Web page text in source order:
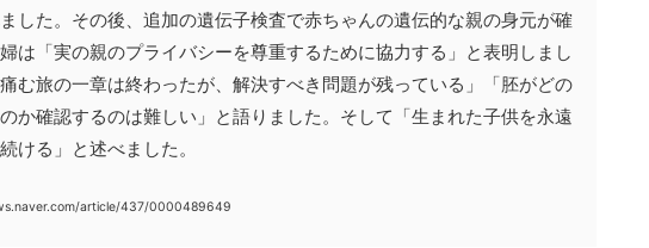
した。その後、追加の遺伝子検査で赤ちゃんの遺伝的な親の身元が確
は「実の親のプライバシーを尊重するために協力する」と表明しまし
む旅の一章は終わったが、解決すべき問題が残っている」「胚がどの
か確認するのは難しい」と語りました。そして「生まれた子供を永遠
ける」と述べました。
article/437/0000489649